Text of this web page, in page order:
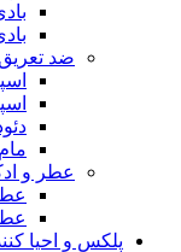
ضد تعریق
عطر و
پلکس و احیا